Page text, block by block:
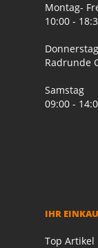
Montag-
10:00 -
Radrunde
Samstag
09:00 -
IHR
Top Artikel